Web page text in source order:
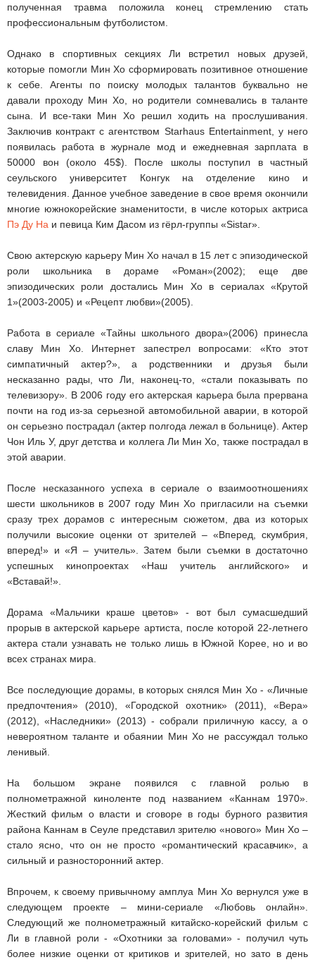
полученная травма положила конец стремлению стать
профессиональным футболистом.
Однако в спортивных секциях Ли встретил новых друзей,
которые помогли Мин Хо сформировать позитивное отношение
к себе. Агенты по поиску молодых талантов буквально не
давали проходу Мин Хо, но родители сомневались в таланте
сына. И все-таки Мин Хо решил ходить на прослушивания.
Заключив контракт с агентством Starhaus Entertainment, у него
появилась работа в журнале мод и ежедневная зарплата в
50000 вон (около 45$). После школы поступил в частный
сеульского университет Конгук на отделение кино и
телевидения. Данное учебное заведение в свое время окончили
многие южнокорейские знаменитости, в числе которых актриса
Пэ Ду На и певица Ким Дасом из гёрл-группы «Sistar».
Свою актерскую карьеру Мин Хо начал в 15 лет с эпизодической
роли школьника в дораме «Роман»(2002); еще две
эпизодических роли достались Мин Хо в сериалах «Крутой
1»(2003-2005) и «Рецепт любви»(2005).
Работа в сериале «Тайны школьного двора»(2006) принесла
славу Мин Хо. Интернет запестрел вопросами: «Кто этот
симпатичный актер?», а родственники и друзья были
несказанно рады, что Ли, наконец-то, «стали показывать по
телевизору». В 2006 году его актерская карьера была прервана
почти на год из-за серьезной автомобильной аварии, в которой
он серьезно пострадал (актер полгода лежал в больнице). Актер
Чон Иль У, друг детства и коллега Ли Мин Хо, также пострадал в
этой аварии.
После несказанного успеха в сериале о взаимоотношениях
шести школьников в 2007 году Мин Хо пригласили на съемки
сразу трех дорамов с интересным сюжетом, два из которых
получили высокие оценки от зрителей – «Вперед, скумбрия,
вперед!» и «Я – учитель». Затем были съемки в достаточно
успешных кинопроектах «Наш учитель английского» и
«Вставай!».
Дорама «Мальчики краше цветов» - вот был сумасшедший
прорыв в актерской карьере артиста, после которой 22-летнего
актера стали узнавать не только лишь в Южной Корее, но и во
всех странах мира.
Все последующие дорамы, в которых снялся Мин Хо - «Личные
предпочтения» (2010), «Городской охотник» (2011), «Вера»
(2012), «Наследники» (2013) - собрали приличную кассу, а о
невероятном таланте и обаянии Мин Хо не рассуждал только
ленивый.
На большом экране появился с главной ролью в
полнометражной киноленте под названием «Каннам 1970».
Жесткий фильм о власти и сговоре в годы бурного развития
района Каннам в Сеуле представил зрителю «нового» Мин Хо –
стало ясно, что он не просто «романтический красавчик», а
сильный и разносторонний актер.
Впрочем, к своему привычному амплуа Мин Хо вернулся уже в
следующем проекте – мини-сериале «Любовь онлайн».
Следующий же полнометражный китайско-корейский фильм с
Ли в главной роли - «Охотники за головами» - получил чуть
более низкие оценки от критиков и зрителей, но зато в день